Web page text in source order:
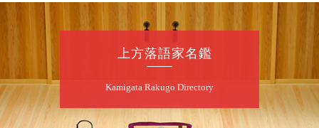
090-6976-1777 email：
lalalanorakugo@gmail.com
昼
桂九寿玉／桂弥太郎／桂かい枝※／けんたと
上方落語家名鑑
Kamigata Rakugo Directory